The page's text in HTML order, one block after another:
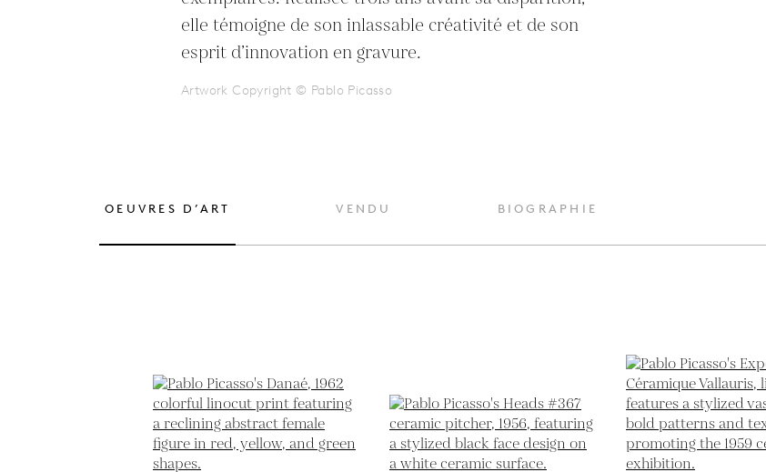
elle témoigne de son inlassable créativité et de son
esprit d’innovation en gravure.
Artwork Copyright © Pablo Picasso
OEUVRES D’ART VENDU BIOGRAPHIE